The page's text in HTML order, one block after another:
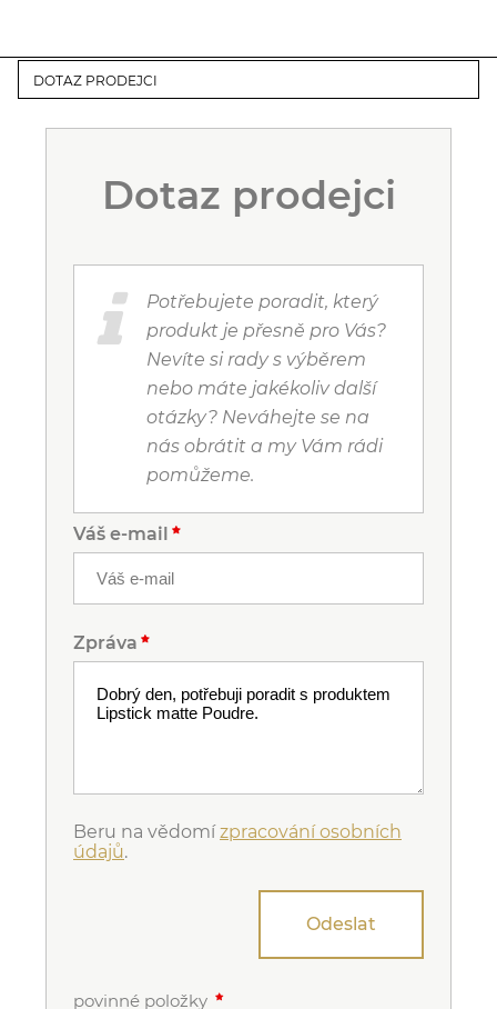
DOTAZ PRODEJCI
Dotaz prodejci
Potřebujete poradit, který
produkt je přesně pro Vás?
Nevíte si rady s výběrem
nebo máte jakékoliv další
otázky? Neváhejte se na
nás obrátit a my Vám rádi
pomůžeme.
Váš e-mail
Zpráva
Beru na vědomízpracování osobních
údajů.
Odeslat
povinné položky